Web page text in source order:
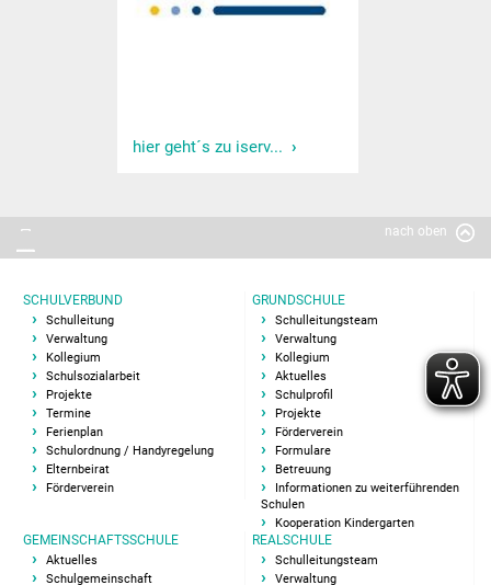
Unterstützung und
Beratung
Förderverein
Schulsozialarbeit
Schulleben
Methoden Montag
hier geht´s zu iserv...
nach oben
SCHULVERBUND
Schulleitung
Verwaltung
Kollegium
Schulsozialarbeit
Projekte
Termine
Ferienplan
Schulordnung / Handyregelung
Elternbeirat
Förderverein
GRUNDSCHULE
Schulleitungsteam
Verwaltung
Kollegium
Aktuelles
Schulprofil
Projekte
Förderverein
Formulare
Betreuung
Informationen zu weiterführenden
Schulen
Kooperation Kindergarten
GEMEINSCHAFTSSCHULE
Aktuelles
Schulgemeinschaft
REALSCHULE
Schulleitungsteam
Verwaltung